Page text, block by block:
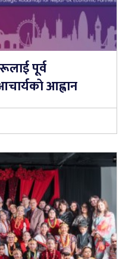
पूर्व
आह्वान